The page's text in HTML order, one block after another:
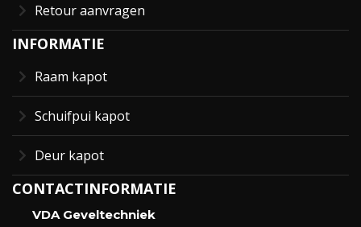
Retour aanvragen
INFORMATIE
Raam kapot
Schuifpui kapot
Deur kapot
CONTACTINFORMATIE
VDA Geveltechniek